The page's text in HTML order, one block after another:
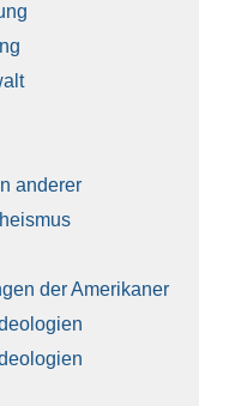
ande­rer
der Ame­ri­ka­ner